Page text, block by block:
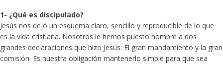
1- ¿Qué es discipulado?
Jesús nos dejó un esquema claro, sencillo y reproducible de lo que
es la vida cristiana. Nosotros le hemos puesto nombre a dos
grandes declaraciones que hizo Jesús: El gran mandamiento y la gran
comisión. Es nuestra obligación mantenerlo simple para que sea